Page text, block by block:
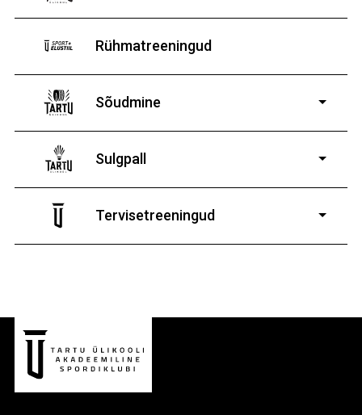
Rühmatreeningud
Sõudmine
11-19-aastastele
poistele ja tüdrukutele
Sulgpall
7-19-aastastele
poistele ja tüdrukutele
Tervisetreeningud
9-13-aastaste poiste ja tüdrukute